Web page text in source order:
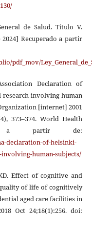
de Salud. Titulo V.
Recuperado a partir
pdf_mov/
Declaration of
involving human
[internet] 2001
373–374. World Health
a partir de:
declaration-of-helsinki-
human-subjects/
Effect of cognitive and
of life of cognitively
aged care facilities in
Oct 24;18(1):256. doi: